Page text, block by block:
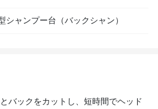
シャンプー台（バックシャン）
バックをカットし、短時間でヘッド